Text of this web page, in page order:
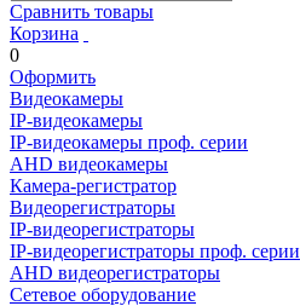
Сравнить товары
Корзина
0
Оформить
Видеокамеры
IP-видеокамеры
IP-видеокамеры проф. серии
AHD видеокамеры
Камера-регистратор
Видеорегистраторы
IP-видеорегистраторы
IP-видеорегистраторы проф. серии
AHD видеорегистраторы
Сетевое оборудование